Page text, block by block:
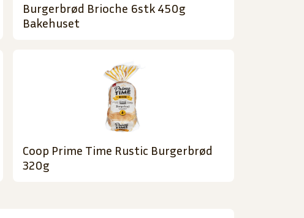
Burgerbrød Brioche 6stk 450g
Bakehuset
Coop Prime Time Rustic Burgerbrød
320g